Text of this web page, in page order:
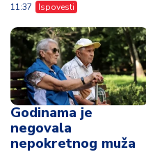
11:37 Ispovesti
Godinama je
negovala
nepokretnog muža